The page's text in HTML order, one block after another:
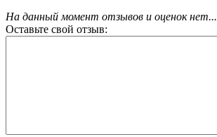
На данный момент отзывов и оценок нет...
Оставьте свой отзыв: